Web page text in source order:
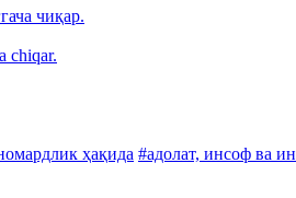
чиқар.
chiqar.
ҳақида #адолат, инсоф ва